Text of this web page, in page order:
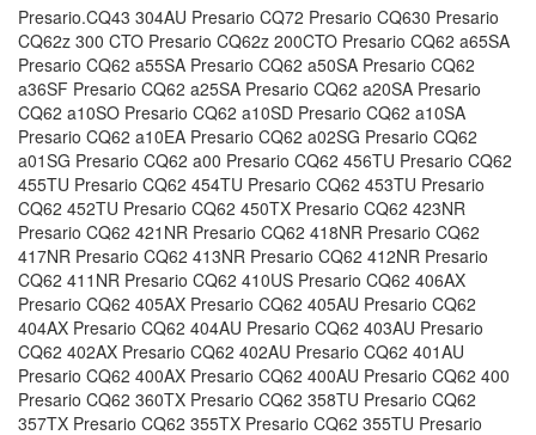
Presario.CQ43 304AU Presario CQ72 Presario CQ630 Presario
CQ62z 300 CTO Presario CQ62z 200CTO Presario CQ62 a65SA
Presario CQ62 a55SA Presario CQ62 a50SA Presario CQ62
a36SF Presario CQ62 a25SA Presario CQ62 a20SA Presario
CQ62 a10SO Presario CQ62 a10SD Presario CQ62 a10SA
Presario CQ62 a10EA Presario CQ62 a02SG Presario CQ62
a01SG Presario CQ62 a00 Presario CQ62 456TU Presario CQ62
455TU Presario CQ62 454TU Presario CQ62 453TU Presario
CQ62 452TU Presario CQ62 450TX Presario CQ62 423NR
Presario CQ62 421NR Presario CQ62 418NR Presario CQ62
417NR Presario CQ62 413NR Presario CQ62 412NR Presario
CQ62 411NR Presario CQ62 410US Presario CQ62 406AX
Presario CQ62 405AX Presario CQ62 405AU Presario CQ62
404AX Presario CQ62 404AU Presario CQ62 403AU Presario
CQ62 402AX Presario CQ62 402AU Presario CQ62 401AU
Presario CQ62 400AX Presario CQ62 400AU Presario CQ62 400
Presario CQ62 360TX Presario CQ62 358TU Presario CQ62
357TX Presario CQ62 355TX Presario CQ62 355TU Presario